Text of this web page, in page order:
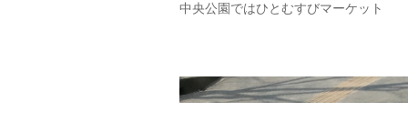
中央公園ではひとむすびマーケット